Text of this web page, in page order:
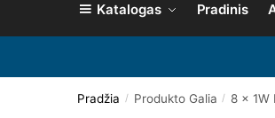
Katalogas Pradinis
Pradžia / Produkto Galia / 8 x 1W